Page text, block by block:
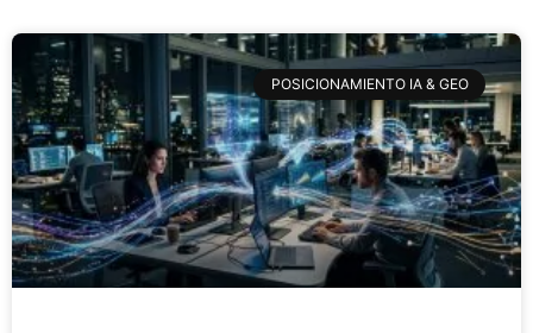
POSICIONAMIENTO IA & GEO